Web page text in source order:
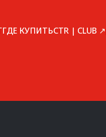
ГДЕ КУПИТЬCTR | CLUB ↗